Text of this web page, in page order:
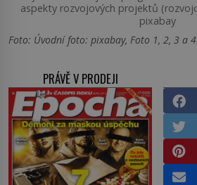
aspekty rozvojových projektů
pixabay
Foto: Úvodní foto: pixabay, Foto 1, 2, 3 a
PRÁVĚ V PRODEJI